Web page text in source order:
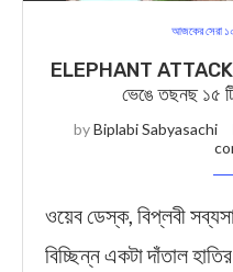
আজকের সেরা
ELEPHANT ATTACK :
ভেঙে তছনছ ১৫
byBiplabi Sabyasachi
ওয়েব ডেস্ক, বিপ্লবী
বিচ্ছিন্ন একটা দাঁতাল